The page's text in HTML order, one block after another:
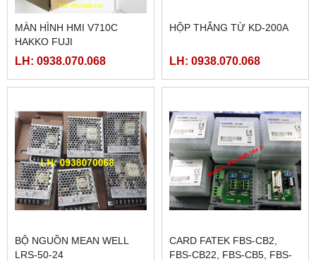
MÀN HÌNH HMI V710C
HAKKO FUJI
LH: 0938.070.068
HỘP THẮNG TỪ KD-200A
LH: 0938.070.068
BỘ NGUỒN MEAN WELL
LRS-50-24
CARD FATEK FBS-CB2,
FBS-CB22, FBS-CB5, FBS-